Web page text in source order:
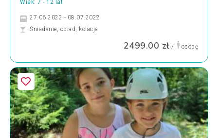
Wiek: 7 - 12 lat
27.06.2022 - 08.07.2022
Śniadanie, obiad, kolacja
2499.00 zł / osobę